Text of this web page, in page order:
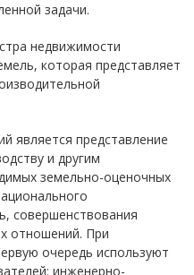
задачи.
недвижимости
которая представляет
является представление
и другим
земельно-оценочных
совершенствования
отношений. При
очередь используют
инженерно-